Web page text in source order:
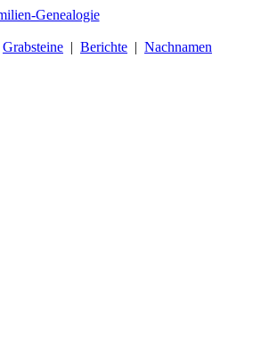
Grabsteine | Berichte | Nachnamen